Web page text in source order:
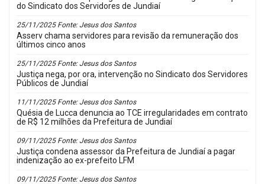
do Sindicato dos Servidores de Jundiaí
25/11/2025 Fonte: Jesus dos Santos
Asserv chama servidores para revisão da remuneração dos
últimos cinco anos
25/11/2025 Fonte: Jesus dos Santos
Justiça nega, por ora, intervenção no Sindicato dos Servidores
Públicos de Jundiaí
11/11/2025 Fonte: Jesus dos Santos
Quésia de Lucca denuncia ao TCE irregularidades em contrato
de R$ 12 milhões da Prefeitura de Jundiaí
09/11/2025 Fonte: Jesus dos Santos
Justiça condena assessor da Prefeitura de Jundiaí a pagar
indenização ao ex-prefeito LFM
09/11/2025 Fonte: Jesus dos Santos